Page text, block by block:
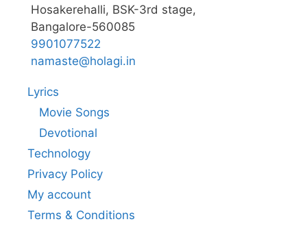
Hosakerehalli, BSK-3rd stage,
Bangalore-560085
9901077522
namaste@holagi.in
Lyrics
Movie Songs
Devotional
Technology
Privacy Policy
My account
Terms & Conditions